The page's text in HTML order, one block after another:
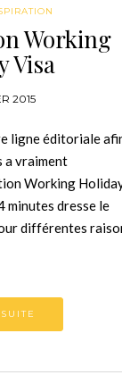
Working
Visa
2015
ligne éditoriale
a vraiment
Working
minutes dresse le
différentes